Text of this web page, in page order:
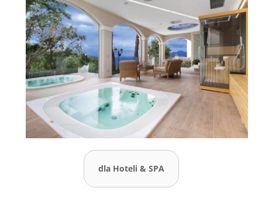
dla Hoteli & SPA